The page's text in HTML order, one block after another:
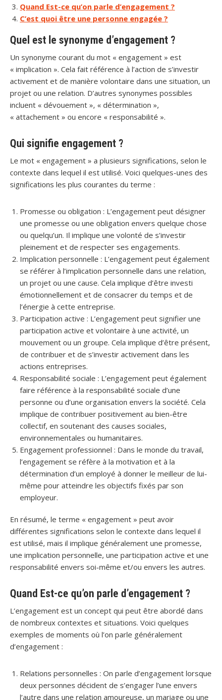
Quand Est-ce qu’on parle d’engagement ?
C’est quoi être une personne engagée ?
Quel est le synonyme d’engagement ?
Un synonyme courant du mot « engagement » est
« implication ». Cela fait référence à l’action de s’investir
activement et de manière volontaire dans une situation, un
projet ou une relation. D’autres synonymes possibles
incluent « dévouement », « détermination »,
« attachement » ou encore « responsabilité ».
Qui signifie engagement ?
Le mot « engagement » a plusieurs significations, selon le
contexte dans lequel il est utilisé. Voici quelques-unes des
significations les plus courantes du terme :
Promesse ou obligation : L’engagement peut désigner
une promesse ou une obligation envers quelque chose
ou quelqu’un. Il implique une volonté de s’investir
pleinement et de respecter ses engagements.
Implication personnelle : L’engagement peut également
se référer à l’implication personnelle dans une relation,
un projet ou une cause. Cela implique d’être investi
émotionnellement et de consacrer du temps et de
l’énergie à cette entreprise.
Participation active : L’engagement peut signifier une
participation active et volontaire à une activité, un
mouvement ou un groupe. Cela implique d’être présent,
de contribuer et de s’investir activement dans les
actions entreprises.
Responsabilité sociale : L’engagement peut également
faire référence à la responsabilité sociale d’une
personne ou d’une organisation envers la société. Cela
implique de contribuer positivement au bien-être
collectif, en soutenant des causes sociales,
environnementales ou humanitaires.
Engagement professionnel : Dans le monde du travail,
l’engagement se réfère à la motivation et à la
détermination d’un employé à donner le meilleur de lui-
même pour atteindre les objectifs fixés par son
employeur.
En résumé, le terme « engagement » peut avoir
différentes significations selon le contexte dans lequel il
est utilisé, mais il implique généralement une promesse,
une implication personnelle, une participation active et une
responsabilité envers soi-même et/ou envers les autres.
Quand Est-ce qu’on parle d’engagement ?
L’engagement est un concept qui peut être abordé dans
de nombreux contextes et situations. Voici quelques
exemples de moments où l’on parle généralement
d’engagement :
Relations personnelles : On parle d’engagement lorsque
deux personnes décident de s’engager l’une envers
l’autre dans une relation amoureuse, un mariage ou une